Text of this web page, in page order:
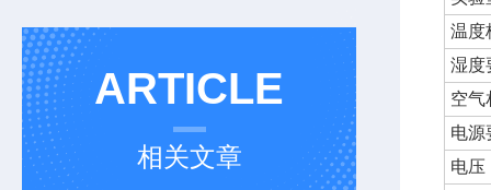
ARTICLE
相关文章
温度
湿度
空气
电源
电压